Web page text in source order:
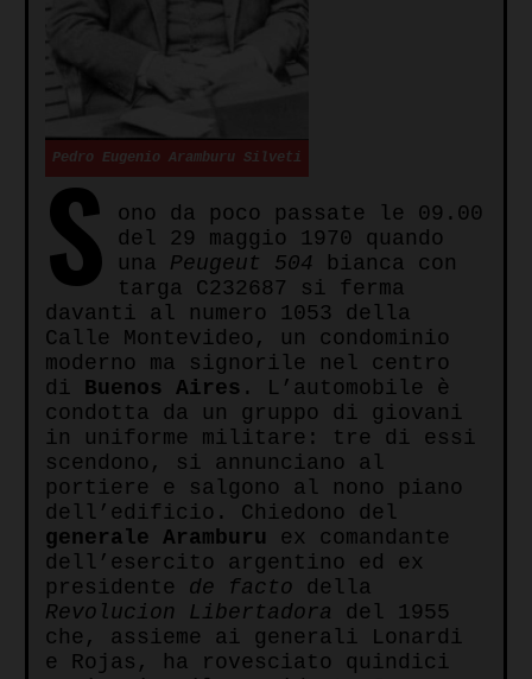
Pedro Eugenio Aramburu Silveti
S ono da poco passate le 09.00
del 29 maggio 1970 quando
una Peugeut 504 bianca con
targa C232687 si ferma
davanti al numero 1053 della
Calle Montevideo, un condominio
moderno ma signorile nel centro
di Buenos Aires . L’automobile è
condotta da un gruppo di giovani
in uniforme militare: tre di essi
scendono, si annunciano al
portiere e salgono al nono piano
dell’edificio. Chiedono del
generale Aramburu ex comandante
dell’esercito argentino ed ex
presidente de facto della
Revolucion Libertadora del 1955
che, assieme ai generali Lonardi
e Rojas, ha rovesciato quindici